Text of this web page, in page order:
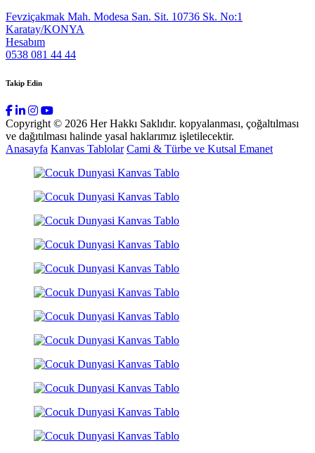
Fevziçakmak Mah. Modesa San. Sit. 10736 Sk. No:1
Karatay/KONYA
Hesabım
0538 081 44 44
Takip Edin
Copyright © 2026 Her Hakkı Saklıdır. kopyalanması, çoğaltılması
ve dağıtılması halinde yasal haklarımız işletilecektir.
Anasayfa Kanvas Tablolar Cami & Türbe ve Kutsal Emanet